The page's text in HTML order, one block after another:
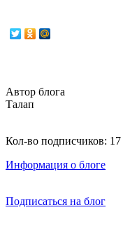
Автор блога
Талап
Кол-во подписчиков: 17
Информация о блоге
Подписаться на блог